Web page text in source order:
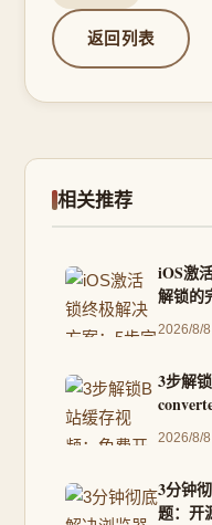
返回列表
相关推荐
iOS激
解锁的
2026/8/
3步解
2026/8/
3分钟
题：开